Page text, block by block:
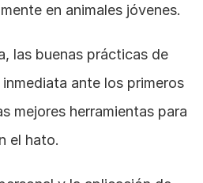
en animales jóvenes.
las buenas prácticas de
ante los primeros
mejores herramientas para
el hato.